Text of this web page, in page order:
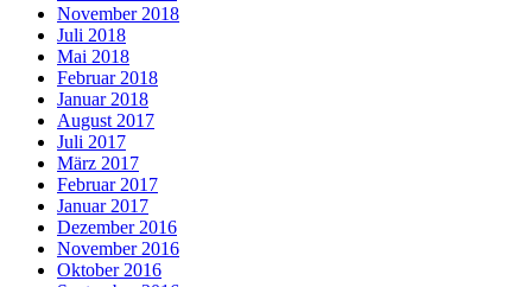
November 2018
Juli 2018
Mai 2018
Februar 2018
Januar 2018
August 2017
Juli 2017
März 2017
Februar 2017
Januar 2017
Dezember 2016
November 2016
Oktober 2016